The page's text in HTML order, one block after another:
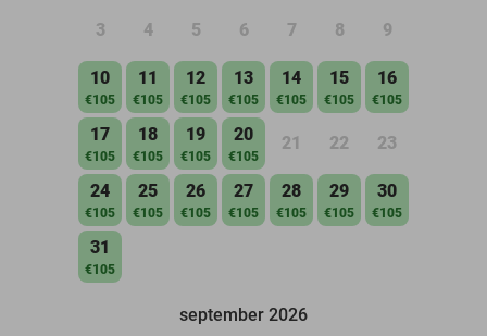
3 4 5 6 7 8 9
10
€105
11
€105
12
€105
13
€105
14
€105
15
€105
16
€105
17
€105
18
€105
19
€105
20
€105
21 22 23
24
€105
25
€105
26
€105
27
€105
28
€105
29
€105
30
€105
31
€105
september 2026